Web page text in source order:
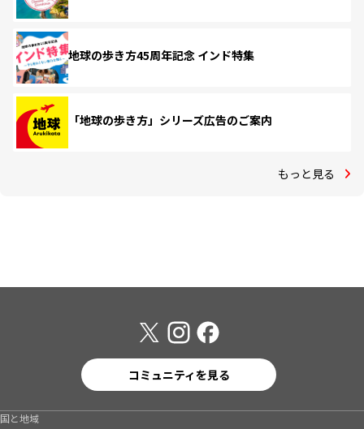
地球の歩き方45周年記念 インド特集
「地球の歩き方」シリーズ広告のご案内
もっと見る
コミュニティを見る
国と地域